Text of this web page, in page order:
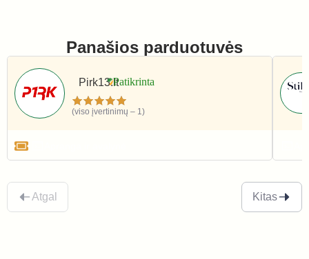
Panašios parduotuvės
Pirk13.lt
(viso įvertinimų – 1)
Atgal Kitas